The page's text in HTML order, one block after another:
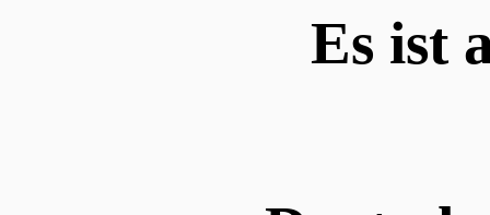
Es ist